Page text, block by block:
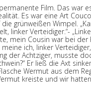
Film. Das war
Es war eine Art
grünweißen Wimpel.
linker Verteidiger.“-
mein Cousin war bei der
ich, linker
der Achtziger, musste
Er ließ die Axt
Wermut aus dem
kreiste und wir